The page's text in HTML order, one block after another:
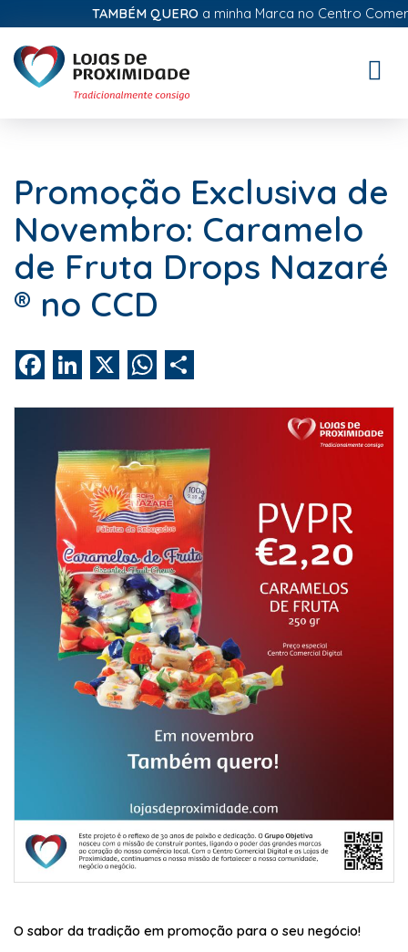
TAMBÉM QUEROa minha Marca no Centro
Promoção Exclusiva de
Novembro: Caramelo
de Fruta Drops Nazaré
® no CCD
FacebookLinkedIn WhatsApp
O sabor da tradição em promoção para o seu negócio!